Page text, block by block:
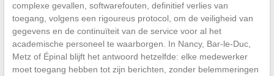
complexe gevallen, softwarefouten, definitief verlies van
toegang, volgens een rigoureus protocol, om de veiligheid van
gegevens en de continuïteit van de service voor al het
academische personeel te waarborgen. In Nancy, Bar-le-Duc,
Metz of Épinal blijft het antwoord hetzelfde: elke medewerker
moet toegang hebben tot zijn berichten, zonder belemmeringen